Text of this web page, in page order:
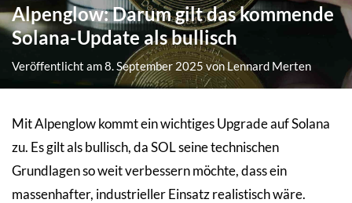
Alpenglow: Darum gilt das kommende
Solana-Update als bullisch
Veröffentlicht am8. September 2025vonLennard Merten
Mit Alpenglow kommt ein wichtiges Upgrade auf Solana
zu. Es gilt als bullisch, da SOL seine technischen
Grundlagen so weit verbessern möchte, dass ein
massenhafter, industrieller Einsatz realistisch wäre.